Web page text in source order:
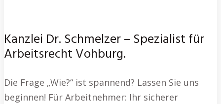
Kanzlei Dr. Schmelzer – Spezialist für
Arbeitsrecht Vohburg.
Die Frage „Wie?“ ist spannend? Lassen Sie uns
beginnen! Für Arbeitnehmer: Ihr sicherer